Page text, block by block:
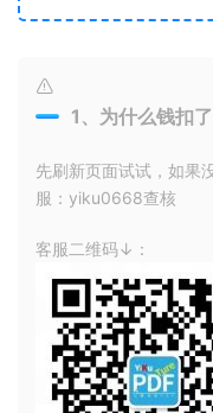
1、为什么钱扣
先刷新页面试试，如果
服：yiku0668查核
客服二维码↓：